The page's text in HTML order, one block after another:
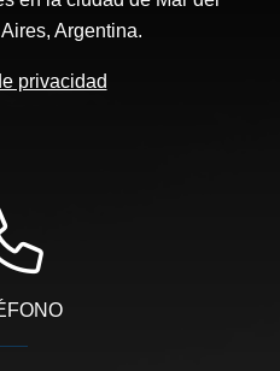
Argentina.
privacidad